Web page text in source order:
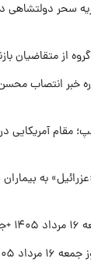
تند قیمت محصولات
۱۵ مرداد ۱۴۰۵ +جدول
و سکه امروز پنجشنبه ۱۵
سحر
خبر انتصاب
مقام آمریکایی
به
۱۴۰۵